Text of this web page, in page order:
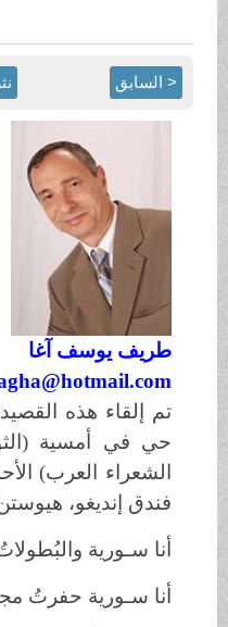
< السابق نثر
طريف يوسف آغا
tyagha@hotmail.com
تم إلقاء هذه
حي في أمسية
فندق إنديغو،
أنا سـورية
أنا سـورية حفرتُ